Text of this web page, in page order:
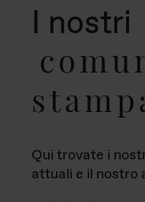
I nostri
Qui trovate i
attuali e il nostro